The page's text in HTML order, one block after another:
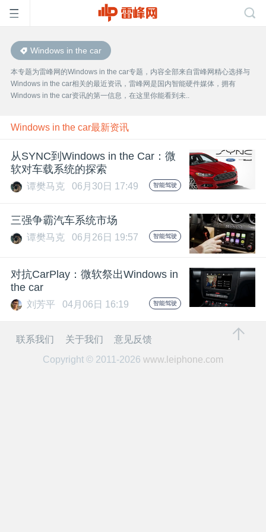
首
页
雷
峰
公
课
活
Windows in the car
本专题为雷峰网的Windows in the car专题，内容全部来自雷峰网精心选择与
Windows in the car相关的最近资讯，雷峰网是国内智能硬件媒体，拥有
Windows in the car资讯的第一信息，在这里你能看到未..
Windows in the car最新资讯
从SYNC到Windows in the Car：微
软对车载系统的探索
谭樊马克 06月30日 17:49 智能驾驶
三强争霸汽车系统市场
谭樊马克 06月26日 19:57 智能驾驶
对抗CarPlay：微软祭出Windows in
the car
刘芳平 04月06日 16:19 智能驾驶
联系我们 关于我们
意见反馈
Copyright © 2011-2026 www.leiphone.com